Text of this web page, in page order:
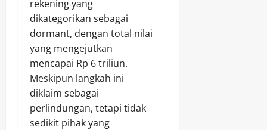
rekening yang
dikategorikan sebagai
dormant, dengan total nilai
yang mengejutkan
mencapai Rp 6 triliun.
Meskipun langkah ini
diklaim sebagai
perlindungan, tetapi tidak
sedikit pihak yang